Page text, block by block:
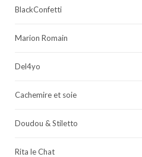
BlackConfetti
Marion Romain
Del4yo
Cachemire et soie
Doudou & Stiletto
Rita le Chat